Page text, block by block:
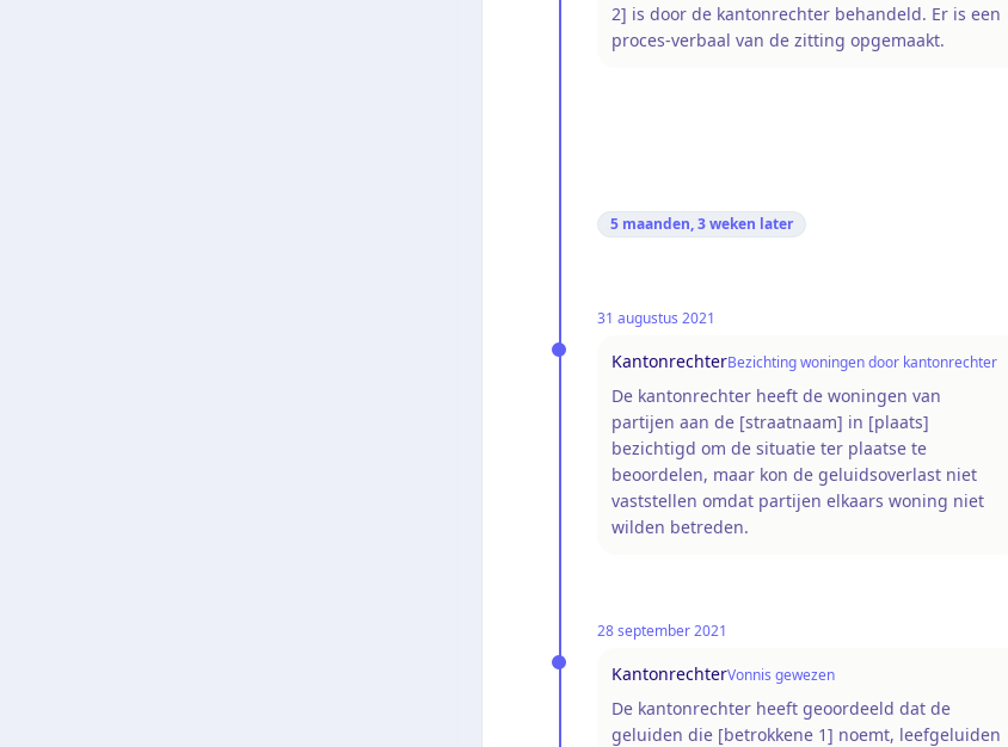
2] is door de kantonrechter behandeld. Er is een
proces-verbaal van de zitting opgemaakt.
5 maanden, 3 weken later
31 augustus 2021
KantonrechterBezichting woningen door kantonrechter
De kantonrechter heeft de woningen van
partijen aan de [straatnaam] in [plaats]
bezichtigd om de situatie ter plaatse te
beoordelen, maar kon de geluidsoverlast niet
vaststellen omdat partijen elkaars woning niet
wilden betreden.
28 september 2021
KantonrechterVonnis gewezen
De kantonrechter heeft geoordeeld dat de
geluiden die [betrokkene 1] noemt, leefgeluiden